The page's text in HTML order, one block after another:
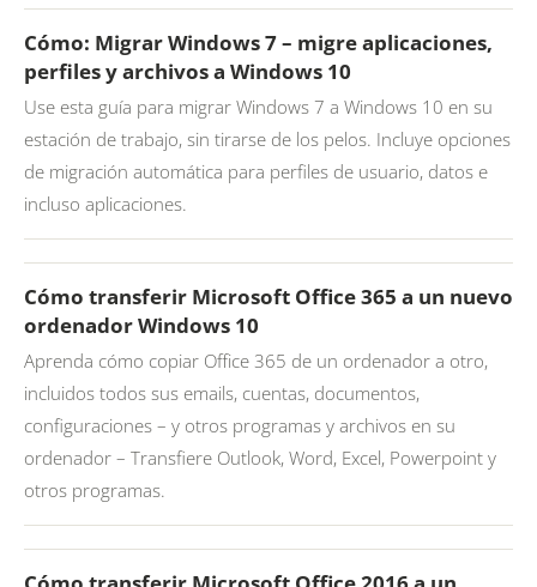
Cómo: Migrar Windows 7 – migre aplicaciones,
perfiles y archivos a Windows 10
Use esta guía para migrar Windows 7 a Windows 10 en su
estación de trabajo, sin tirarse de los pelos. Incluye opciones
de migración automática para perfiles de usuario, datos e
incluso aplicaciones.
Cómo transferir Microsoft Office 365 a un nuevo
ordenador Windows 10
Aprenda cómo copiar Office 365 de un ordenador a otro,
incluidos todos sus emails, cuentas, documentos,
configuraciones – y otros programas y archivos en su
ordenador – Transfiere Outlook, Word, Excel, Powerpoint y
otros programas.